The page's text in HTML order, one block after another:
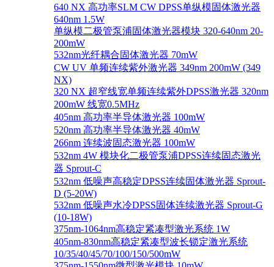
640 NX 高功率SLM CW DPSS单纵模固体激光器
640nm 1.5W
单纵模二极管泵浦固体激光器模块 320-640nm 20-
200mW
532nm光纤耦合固体激光器 70mW
CW UV 单频连续紫外激光器 349nm 200mW (349
NX)
320 NX 超窄线宽单频连续紫外DPSS激光器 320nm
200mW 线宽0.5MHz
405nm 高功率半导体激光器 100mW
520nm 高功率半导体激光器 40mW
266nm 连续波固态激光器 100mW
532nm 4W 模块化二极管泵浦DPSS连续固态激光
器 Sprout-C
532nm 低噪声高稳定DPSS连续固体激光器 Sprout-
D (5-20W)
532nm 低噪声水冷DPSS固体连续激光器 Sprout-G
(10-18W)
375nm-1064nm高稳定紧凑型激光系统 1W
405nm-830nm高稳定紧凑型波长锁定激光系统
10/35/40/45/70/100/150/500mW